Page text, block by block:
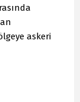
askeri